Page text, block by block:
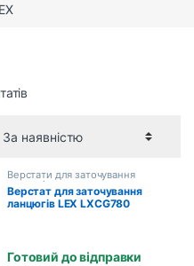
Верстати для заточування
ланцюгів
Верстат для заточування
ланцюгів LEX LXCG780
Готовий до відправки